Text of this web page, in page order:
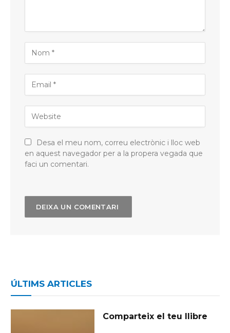
Desa el meu nom, correu electrònic i lloc web
en aquest navegador per a la propera vegada que
faci un comentari.
ÚLTIMS ARTICLES
Comparteix el teu llibre